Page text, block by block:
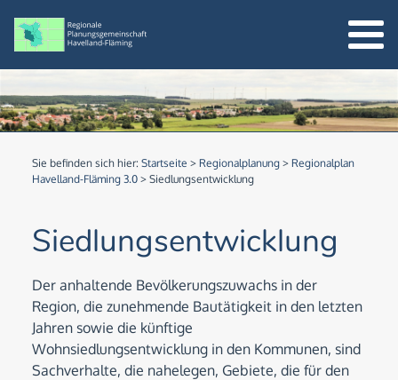
Sie befinden sich hier: Startseite > Regionalplanung > Regionalplan
Havelland-Fläming 3.0 > Siedlungsentwicklung
Siedlungsentwicklung
Der anhaltende Bevölkerungszuwachs in der
Region, die zunehmende Bautätigkeit in den letzten
Jahren sowie die künftige
Wohnsiedlungsentwicklung in den Kommunen, sind
Sachverhalte, die nahelegen, Gebiete, die für den